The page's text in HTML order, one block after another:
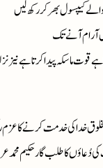
کیپسول بھر کر رکھ لیں
آرام آنے تک
قوت ماسکہ پیدا کرتا ہے نیز
خدا کی خدمت کرنے کا
دُعاؤں کا طلب گار حکیم محمد